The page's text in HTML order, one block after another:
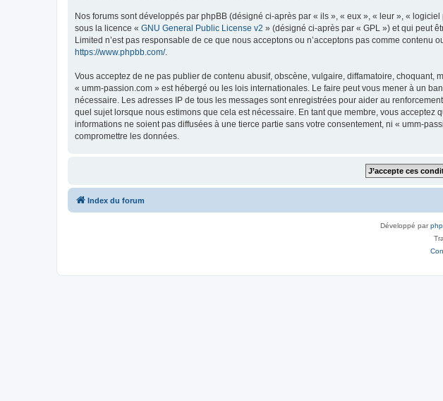
Nos forums sont développés par phpBB (désigné ci-après par « ils », « eux », « leur », «
sous la licence « GNU General Public License v2 » (désigné ci-après par « GPL ») et qui peut
Limited n’est pas responsable de ce que nous acceptons ou n’acceptons pas comme
https://www.phpbb.com/.
Vous acceptez de ne pas publier de contenu abusif, obscène, vulgaire, diffamatoire,
« umm-passion.com » est hébergé ou les lois internationales. Le faire peut vous mener à un
nécessaire. Les adresses IP de tous les messages sont enregistrées pour aider au
quel sujet lorsque nous estimons que cela est nécessaire. En tant que membre, vous
informations ne soient pas diffusées à une tierce partie sans votre consentement, ni « umm-
compromettre les données.
Index du forum
Développé par